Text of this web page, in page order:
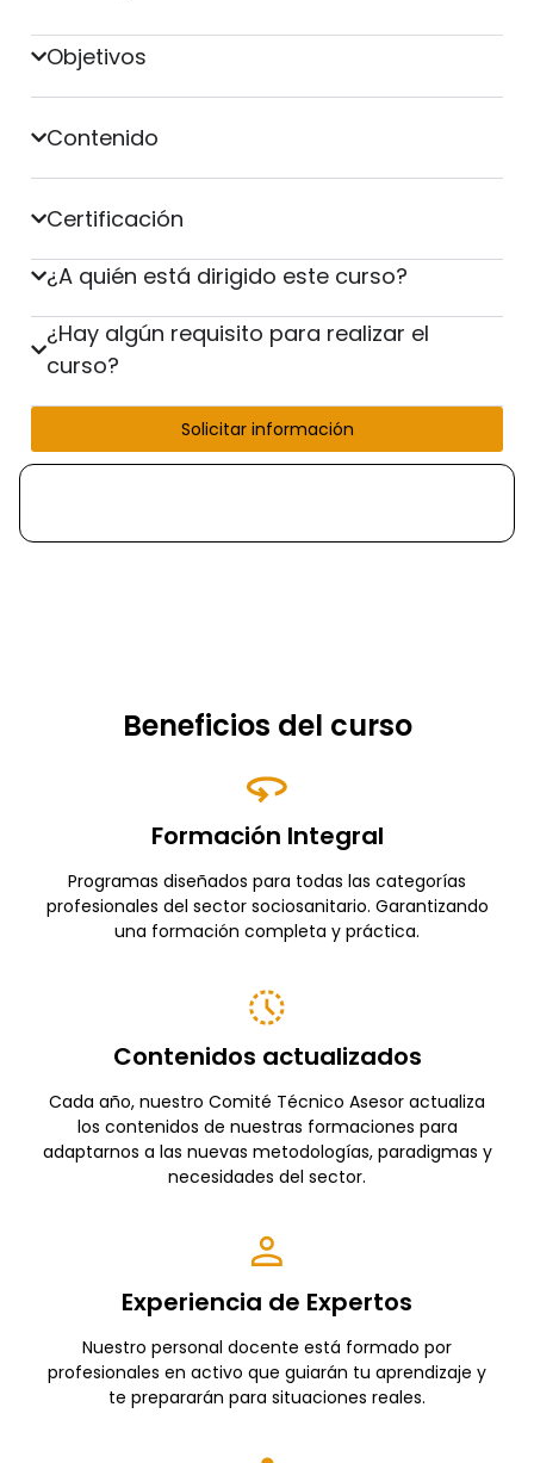
Objetivos
Contenido
Certificación
¿A quién está dirigido este curso?
¿Hay algún requisito para realizar el
curso?
Solicitar información
Beneficios del curso
Formación Integral
Programas diseñados para todas las categorías
profesionales del sector sociosanitario. Garantizando
una formación completa y práctica.
Contenidos actualizados
Cada año, nuestro Comité Técnico Asesor actualiza
los contenidos de nuestras formaciones para
adaptarnos a las nuevas metodologías, paradigmas y
necesidades del sector.
Experiencia de Expertos
Nuestro personal docente está formado por
profesionales en activo que guiarán tu aprendizaje y
te prepararán para situaciones reales.